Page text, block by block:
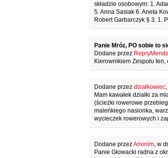
składzie osobowym: 1.
5. Anna Sasiak 6. Aneta
Robert Garbarczyk § 3. 1.
Panie Mróz, PO sobie to
Dodane przez
Kierownikiem Zespołu ten,
Dodane przez działkowiec,
Mam kawałek działki za
(ścieżki rowerowe
maleńkiego nasionka,
wycieczek rowerowych i
Dodane przezAnonim, w
Panie Głowacki radna z